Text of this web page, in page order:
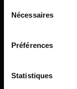
Nécessaires
Préférences
Statistiques
P.F.C.A